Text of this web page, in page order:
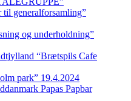
generalforsamling”
og underholdning”
“Brætspils Cafe
park” 19.4.2024
Papas Papbar